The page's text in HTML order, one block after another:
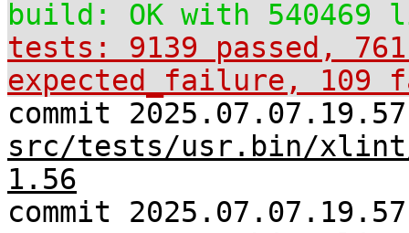
build: OK with 540469
tests: 9139 passed,
expected_failure, 109
commit
src/tests/usr.bin/
1.56
commit